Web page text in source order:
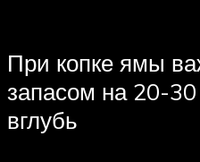
При копке ямы
запасом на 20-
вглубь